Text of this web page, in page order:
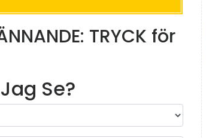
TRYCK för
Se?